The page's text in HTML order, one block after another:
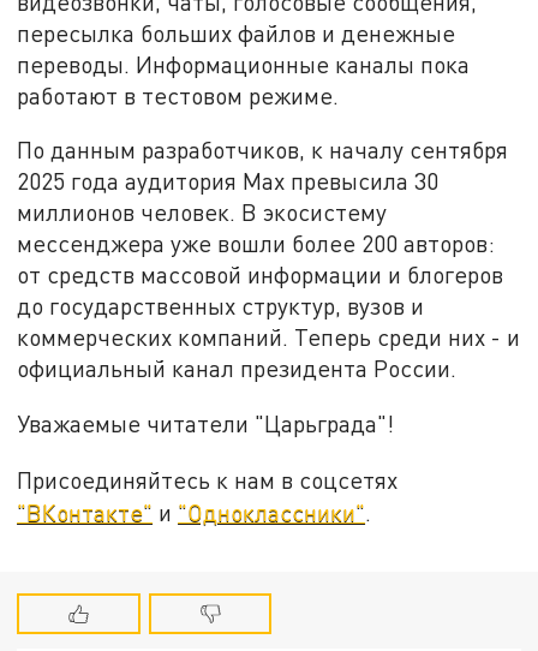
пересылка больших файлов и денежные
переводы. Информационные каналы пока
работают в тестовом режиме.
По данным разработчиков, к началу сентября
2025 года аудитория Max превысила 30
миллионов человек. В экосистему
мессенджера уже вошли более 200 авторов:
от средств массовой информации и блогеров
до государственных структур, вузов и
коммерческих компаний. Теперь среди них - и
официальный канал президента России.
Уважаемые читатели "Царьграда"!
Присоединяйтесь к нам в соцсетях
"ВКонтакте" и "Одноклассники".